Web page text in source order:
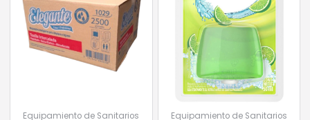
Equipamiento de Sanitarios Equipamiento de Sanitarios